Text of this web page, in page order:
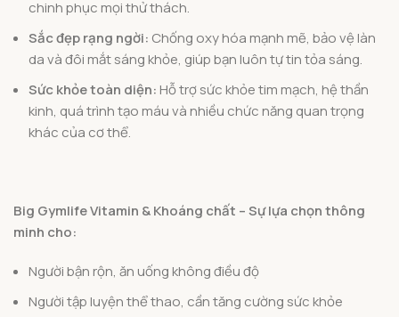
chinh phục mọi thử thách.
Sắc đẹp rạng ngời: Chống oxy hóa mạnh mẽ, bảo vệ làn
da và đôi mắt sáng khỏe, giúp bạn luôn tự tin tỏa sáng.
Sức khỏe toàn diện: Hỗ trợ sức khỏe tim mạch, hệ thần
kinh, quá trình tạo máu và nhiều chức năng quan trọng
khác của cơ thể.
Big Gymlife Vitamin & Khoáng chất – Sự lựa chọn thông
minh cho:
Người bận rộn, ăn uống không điều độ
Người tập luyện thể thao, cần tăng cường sức khỏe